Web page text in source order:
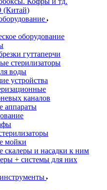
(Китай)
оборудование
гуттаперчи
стерилизаторы
воды
устройства
каналов
аппараты
мойки
скалеры и насадки к ним
+ системы для них